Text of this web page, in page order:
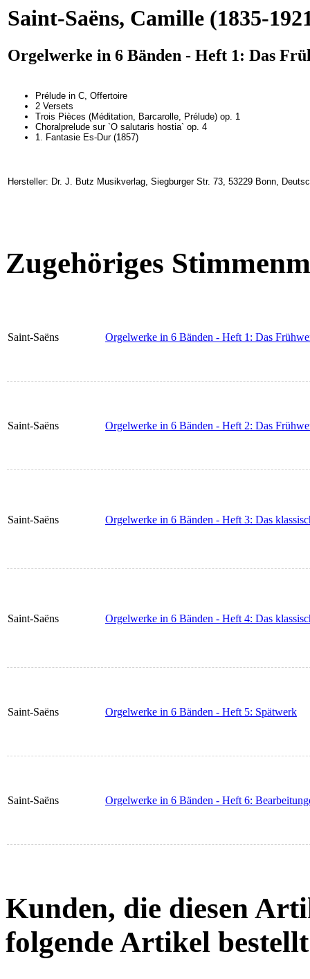
Saint-Saëns, Camille (1835-
Orgelwerke in 6 Bänden - Heft 1: Das
Prélude in C, Offertoire
2 Versets
Trois Pièces (Méditation, Barcarolle, Prélude) op. 1
Choralprelude sur `O salutaris hostia` op. 4
1. Fantasie Es-Dur (1857)
Hersteller: Dr. J. Butz Musikverlag, Siegburger Str. 73, 53229 Bonn,
Zugehöriges
Saint-Saëns Orgelwerke in 6 Bänden - Heft 1: Das
Saint-Saëns Orgelwerke in 6 Bänden - Heft 2: Das
Saint-Saëns Orgelwerke in 6 Bänden - Heft 3: Das
Saint-Saëns Orgelwerke in 6 Bänden - Heft 4: Das
Saint-Saëns Orgelwerke in 6 Bänden - Heft 5: Spätwerk
Saint-Saëns Orgelwerke in 6 Bänden - Heft 6:
Kunden, die diesen
folgende Artikel